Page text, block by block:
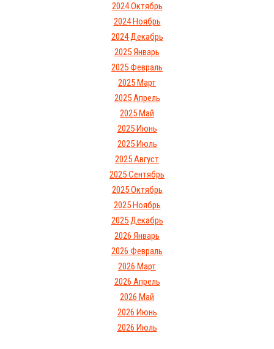
2024 Октябрь
2024 Ноябрь
2024 Декабрь
2025 Январь
2025 Февраль
2025 Март
2025 Апрель
2025 Май
2025 Июнь
2025 Июль
2025 Август
2025 Сентябрь
2025 Октябрь
2025 Ноябрь
2025 Декабрь
2026 Январь
2026 Февраль
2026 Март
2026 Апрель
2026 Май
2026 Июнь
2026 Июль